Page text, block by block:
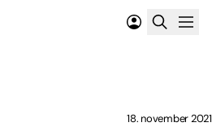
18. november 2021